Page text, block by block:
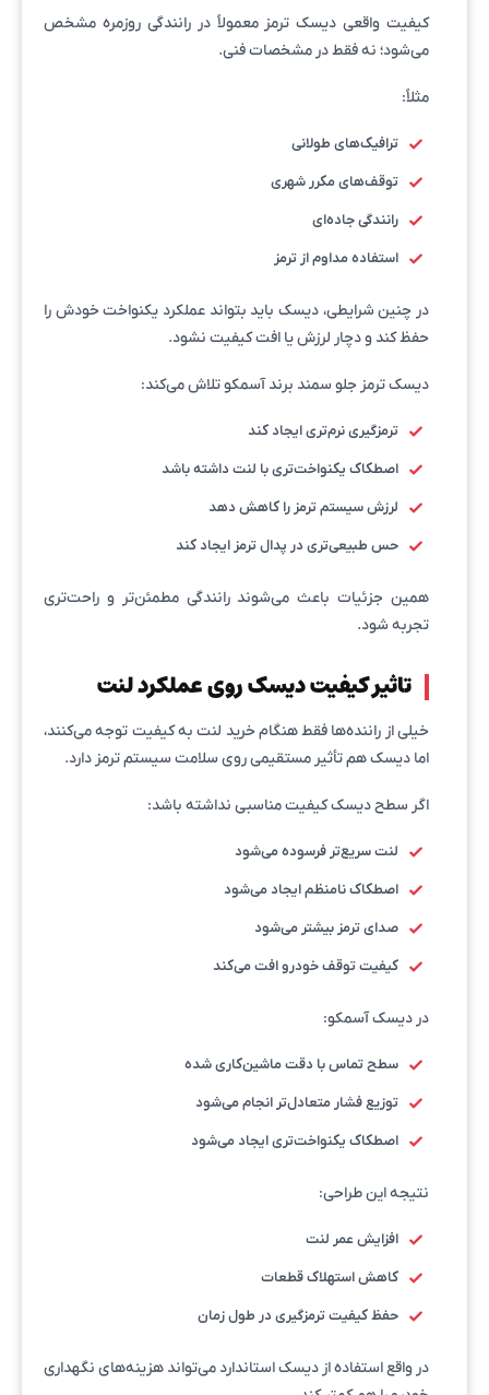
کیفیت واقعی دیسک ترمز معمولاً در رانندگی روزمره مشخص
می‌شود؛ نه فقط در مشخصات فنی.
مثلاً:
ترافیک‌های طولانی
توقف‌های مکرر شهری
رانندگی جاده‌ای
استفاده مداوم از ترمز
در چنین شرایطی، دیسک باید بتواند عملکرد یکنواخت خودش را
حفظ کند و دچار لرزش یا افت کیفیت نشود.
دیسک ترمز جلو سمند برند آسمکو تلاش می‌کند:
ترمزگیری نرم‌تری ایجاد کند
اصطکاک یکنواخت‌تری با لنت داشته باشد
لرزش سیستم ترمز را کاهش دهد
حس طبیعی‌تری در پدال ترمز ایجاد کند
همین جزئیات باعث می‌شوند رانندگی مطمئن‌تر و راحت‌تری
تجربه شود.
تاثیر کیفیت دیسک روی عملکرد لنت
خیلی از راننده‌ها فقط هنگام خرید لنت به کیفیت توجه می‌کنند،
اما دیسک هم تأثیر مستقیمی روی سلامت سیستم ترمز دارد.
اگر سطح دیسک کیفیت مناسبی نداشته باشد:
لنت سریع‌تر فرسوده می‌شود
اصطکاک نامنظم ایجاد می‌شود
صدای ترمز بیشتر می‌شود
کیفیت توقف خودرو افت می‌کند
در دیسک آسمکو:
سطح تماس با دقت ماشین‌کاری شده
توزیع فشار متعادل‌تر انجام می‌شود
اصطکاک یکنواخت‌تری ایجاد می‌شود
نتیجه این طراحی:
افزایش عمر لنت
کاهش استهلاک قطعات
حفظ کیفیت ترمزگیری در طول زمان
در واقع استفاده از دیسک استاندارد می‌تواند هزینه‌های نگهداری